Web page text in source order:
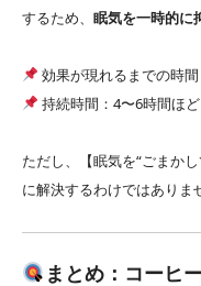
するため、 眠気を一時的に
効果が現れるまでの時
持続時間：4〜6時間ほど
ただし、【眠気を“ごまか
に解決するわけではありま
まとめ：コーヒ